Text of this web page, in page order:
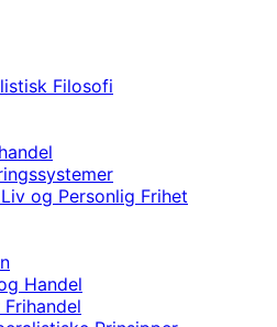
Filosofi
og Personlig Frihet
Handel